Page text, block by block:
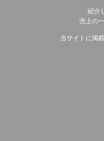
紹介
売上の
当サイトに掲